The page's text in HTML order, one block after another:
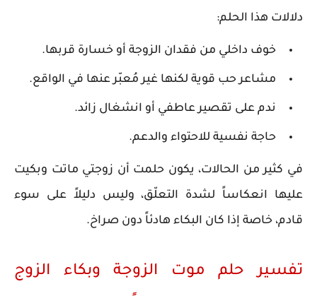
دلالات هذا الحلم:
خوف داخلي من فقدان الزوجة أو خسارة قربها.
مشاعر حب قوية لكنها غير مُعبّر عنها في الواقع.
ندم على تقصير عاطفي أو انشغال زائد.
حاجة نفسية للاحتواء والدعم.
في كثير من الحالات، يكون حلمت أن زوجتي ماتت وبكيت
عليها انعكاساً لشدة التعلّق، وليس دليلاً على سوء
قادم، خاصة إذا كان البكاء هادئاً دون صراخ.
تفسير حلم موت الزوجة وبكاء الزوج